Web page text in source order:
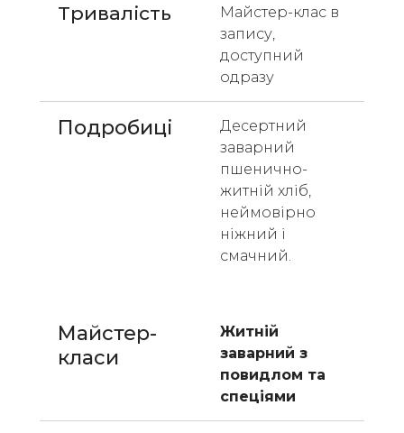
Тривалість
Майстер-клас в
запису,
доступний
одразу
Подробиці
Десертний
заварний
пшенично-
житній хліб,
неймовірно
ніжний і
смачний.
Майстер-
класи
Житній
заварний з
повидлом та
спеціями